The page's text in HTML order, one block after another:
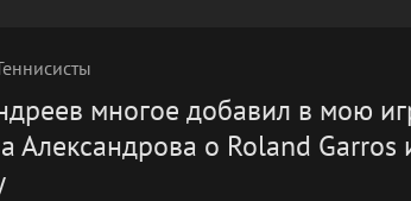
многое добавил в мою
Александрова о Roland Garros